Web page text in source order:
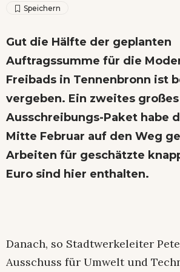
Gut die Hälfte der geplanten
Auftragssumme für die
Freibads in Tennenbronn ist
vergeben. Ein zweites großes
Ausschreibungs-Paket habe
Mitte Februar auf den Weg
Arbeiten für geschätzte
Euro sind hier enthalten.
Danach, so Stadtwerkeleiter
Ausschuss für Umwelt und